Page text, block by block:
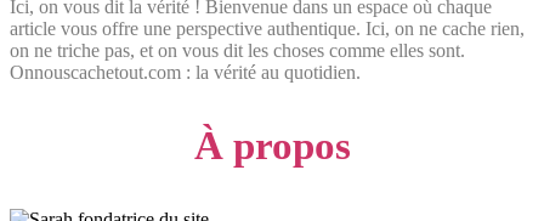
Ici, on vous dit la vérité ! Bienvenue dans un espace où chaque
article vous offre une perspective authentique. Ici, on ne cache rien,
on ne triche pas, et on vous dit les choses comme elles sont.
Onnouscachetout.com : la vérité au quotidien.
À propos